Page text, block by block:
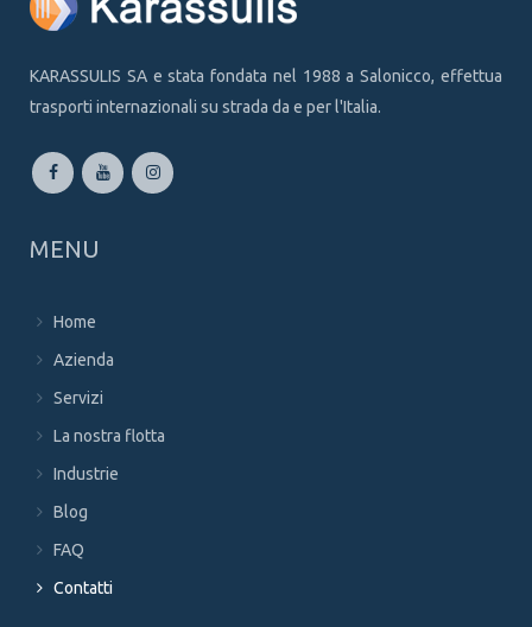
KARASSULIS SA e stata fondata nel 1988 a Salonicco, effettua
trasporti internazionali su strada da e per l'Italia.
MENU
Home
Azienda
Servizi
La nostra flotta
Industrie
Blog
FAQ
Contatti